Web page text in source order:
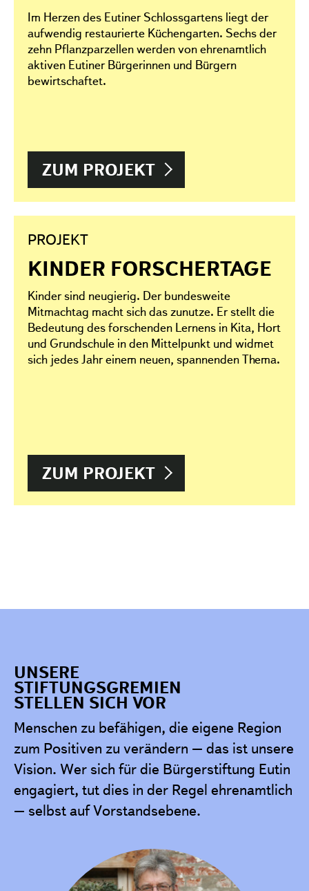
Im Herzen des Eutiner Schlossgartens liegt der
aufwendig restaurierte Küchengarten. Sechs der
zehn Pflanzparzellen werden von ehrenamtlich
aktiven Eutiner Bürgerinnen und Bürgern
bewirtschaftet.
ZUM PROJEKT
PROJEKT
KINDER FORSCHERTAGE
Kinder sind neugierig. Der bundesweite
Mitmachtag macht sich das zunutze. Er stellt die
Bedeutung des forschenden Lernens in Kita, Hort
und Grundschule in den Mittelpunkt und widmet
sich jedes Jahr einem neuen, spannenden Thema.
ZUM PROJEKT
UNSERE
STIFTUNGSGREMIEN
STELLEN SICH VOR
Menschen zu befähigen, die eigene Region
zum Positiven zu verändern – das ist unsere
Vision. Wer sich für die Bürgerstiftung Eutin
engagiert, tut dies in der Regel ehrenamtlich
– selbst auf Vorstandsebene.